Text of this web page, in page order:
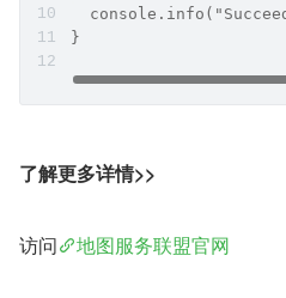
}
了解更多详情>>
访问 地图服务联盟官网